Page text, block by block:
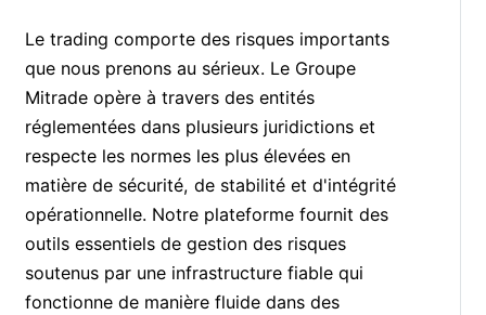
Le trading comporte des risques importants
que nous prenons au sérieux. Le Groupe
Mitrade opère à travers des entités
réglementées dans plusieurs juridictions et
respecte les normes les plus élevées en
matière de sécurité, de stabilité et d'intégrité
opérationnelle. Notre plateforme fournit des
outils essentiels de gestion des risques
soutenus par une infrastructure fiable qui
fonctionne de manière fluide dans des